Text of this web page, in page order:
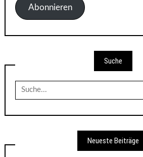
AdresseAbonnieren
Suche
Suche
nach:
Neueste Beiträge